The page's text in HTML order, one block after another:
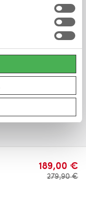
189,00 €
279,90 €